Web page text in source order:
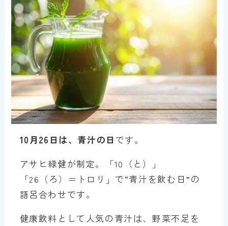
10月26日は、青汁の日 です。
アサヒ緑健が制定。「10（と）」
「26（ろ）＝トロリ」で“青汁を飲む日”の
語呂合わせです。
健康飲料として人気の青汁は、野菜不足を